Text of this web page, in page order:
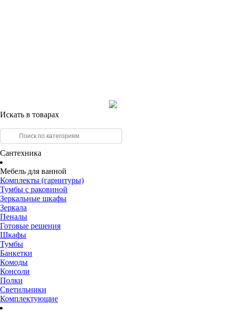
Искать в товарах
Сантехника
Мебель для ванной
Комплекты (гарнитуры)
Тумбы с раковиной
Зеркальные шкафы
Зеркала
Пеналы
Готовые решения
Шкафы
Тумбы
Банкетки
Комоды
Консоли
Полки
Светильники
Комплектующие